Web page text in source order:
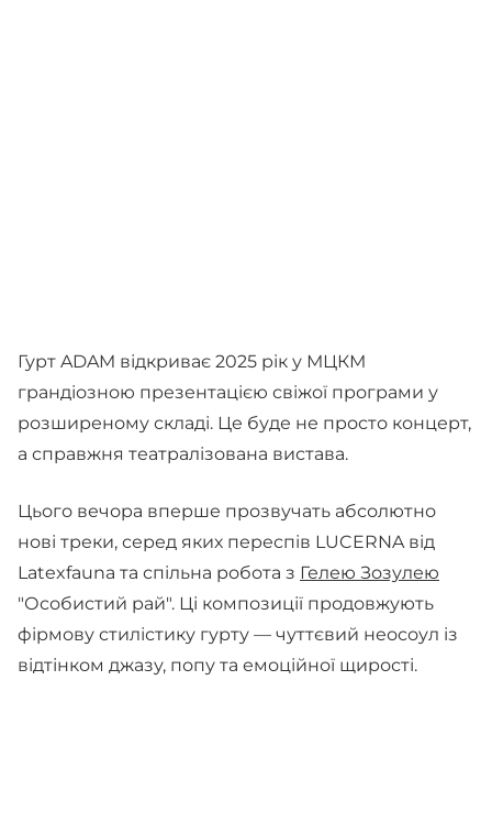
Гурт ADAM відкриває 2025 рік у МЦКМ
грандіозною презентацією свіжої програми у
розширеному складі. Це буде не просто концерт,
а справжня театралізована вистава.
Цього вечора вперше прозвучать абсолютно
нові треки, серед яких переспів LUCERNA від
Latexfauna та спільна робота з Гелею Зозулею
"Особистий рай". Ці композиції продовжують
фірмову стилістику гурту — чуттєвий неосоул із
відтінком джазу, попу та емоційної щирості.